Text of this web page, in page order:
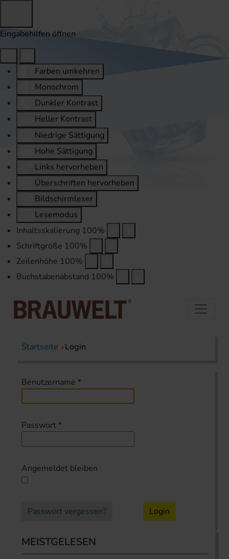
Eingabehilfen öffnen
Farben umkehren
Monochrom
Dunkler Kontrast
Heller Kontrast
Niedrige Sättigung
Hohe Sättigung
Links hervorheben
Überschriften hervorheben
Bildschirmleser
Lesemodus
Inhaltsskalierung 100%
Schriftgröße 100%
Zeilenhöhe 100%
Buchstabenabstand 100%
Startseite Login
Benutzername *
Passwort *
Angemeldet bleiben
Passwort vergessen? Login
MEISTGELESEN